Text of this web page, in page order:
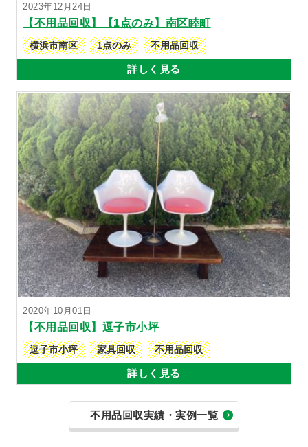
2023年12月24日
【不用品回収】【1点のみ】南区睦町
横浜市南区 1点のみ 不用品回収
詳しく見る
2020年10月01日
【不用品回収】逗子市小坪
逗子市小坪 家具回収 不用品回収
詳しく見る
不用品回収実績・実例一覧